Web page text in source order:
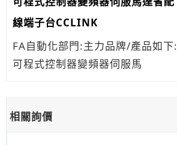
線端子台CCLINK
FA自動化部門:主力品牌/產品如下:
可程式控制器變頻器伺服馬
相關詢價